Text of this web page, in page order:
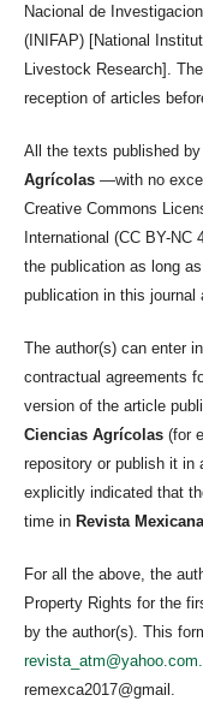
Nacional de
(INIFAP) [National
Livestock Research].
reception of articles
All the texts published by
Agrícolas —with no
Creative Commons
International (CC BY-
the publication as long
publication in this journal
The author(s) can enter
contractual agreements
version of the article
Ciencias Agrícolas (for
repository or publish it in
explicitly indicated that
time in Revista
For all the above, the
Property Rights for the
by the author(s). This
remexca2017@gmail.